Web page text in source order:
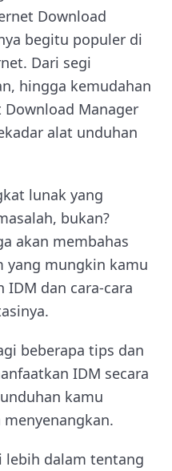
Download
begitu populer di
Dari segi
hingga kemudahan
Manager
alat unduhan
lunak yang
bukan?
akan membahas
yang mungkin kamu
dan cara-cara
beberapa tips dan
IDM secara
kamu
lebih dalam tentang